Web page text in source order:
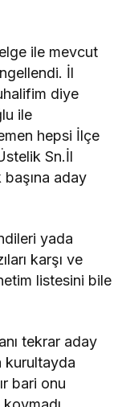
ile mevcut
İl
diye
ile
hepsi İlçe
Sn.İl
başına aday
yada
karşı ve
listesini bile
tekrar aday
kurultayda
bari onu